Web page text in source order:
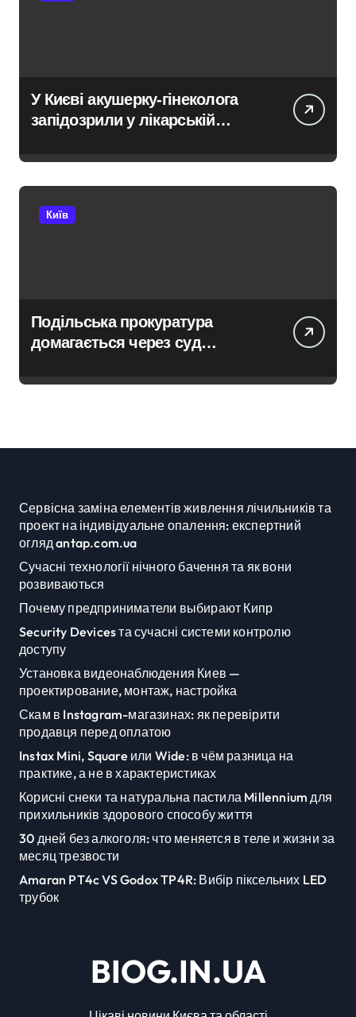
У Києві акушерку-гінеколога
запідозрили у лікарській
вагітності після операції
Київ
Подільська прокуратура
домагається через суд
на фіктивну будівлю в центрі
Сервісна заміна елементів живлення лічильників та
проект на індивідуальне опалення: експертний
огляд antap.com.ua
Сучасні технології нічного бачення та як вони
розвиваються
Почему предприниматели выбирают Кипр
Security Devices та сучасні системи контролю
доступу
Установка видеонаблюдения Киев —
проектирование, монтаж, настройка
Скам в Instagram-магазинах: як перевірити
продавця перед оплатою
Instax Mini, Square или Wide: в чём разница на
практике, а не в характеристиках
Корисні снеки та натуральна пастила Millennium для
прихильників здорового способу життя
30 дней без алкоголя: что меняется в теле и жизни за
месяц трезвости
Amaran PT4c VS Godox TP4R: Вибір піксельних LED
трубок
BIOG.IN.UA